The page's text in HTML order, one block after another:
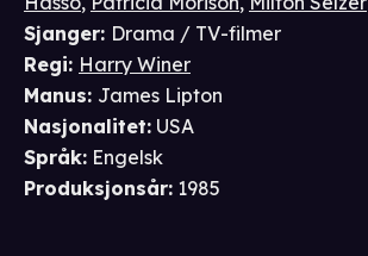
Sjanger: Drama / TV-filmer
Regi: Harry Winer
Manus: James Lipton
Nasjonalitet: USA
Språk: Engelsk
Produksjonsår: 1985